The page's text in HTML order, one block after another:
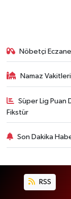
Nöbetçi
Namaz Vakitleri
Süper Lig Puan
Fikstür
Son Dakika
RSS